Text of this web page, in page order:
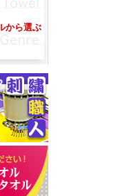
から選ぶ